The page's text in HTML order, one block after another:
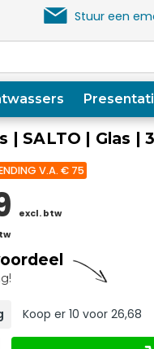
Stuur een
| SALTO | Glas
V.A. € 75
excl. btw
Koop er 10 voor 26,68